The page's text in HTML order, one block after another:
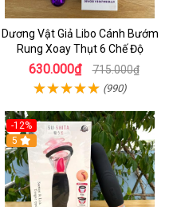
Dương Vật Giả Libo Cánh Bướm
Rung Xoay Thụt 6 Chế Độ
630.000₫ 715.000₫
(990)
-12%
5